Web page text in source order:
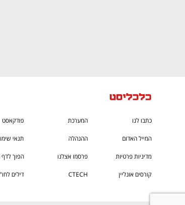
כתבו לנו המערכת פודקאסט
המייל האדום ההנהלה תנאי
מדיניות פרטיות פרסמו אצלנו הפוך
קורסים אונליין CTECH
דילים